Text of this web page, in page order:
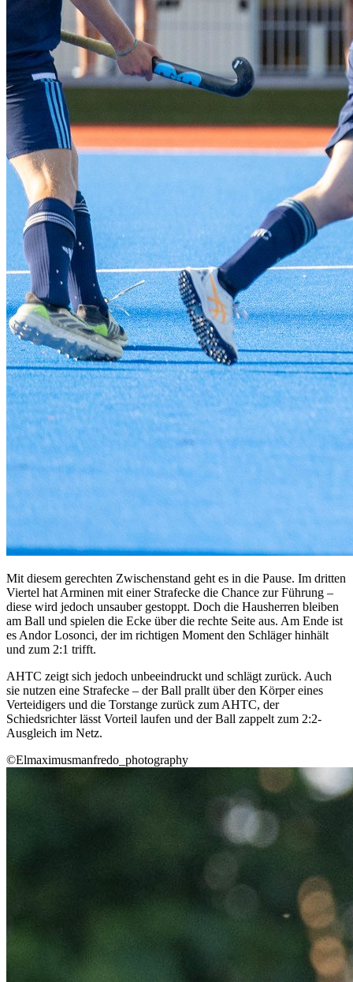
Mit diesem gerechten Zwischenstand geht es in die Pause. Im dritten
Viertel hat Arminen mit einer Strafecke die Chance zur Führung –
diese wird jedoch unsauber gestoppt. Doch die Hausherren bleiben
am Ball und spielen die Ecke über die rechte Seite aus. Am Ende ist
es Andor Losonci, der im richtigen Moment den Schläger hinhält
und zum 2:1 trifft.
AHTC zeigt sich jedoch unbeeindruckt und schlägt zurück. Auch
sie nutzen eine Strafecke – der Ball prallt über den Körper eines
Verteidigers und die Torstange zurück zum AHTC, der
Schiedsrichter lässt Vorteil laufen und der Ball zappelt zum 2:2-
Ausgleich im Netz.
©Elmaximusmanfredo_photography